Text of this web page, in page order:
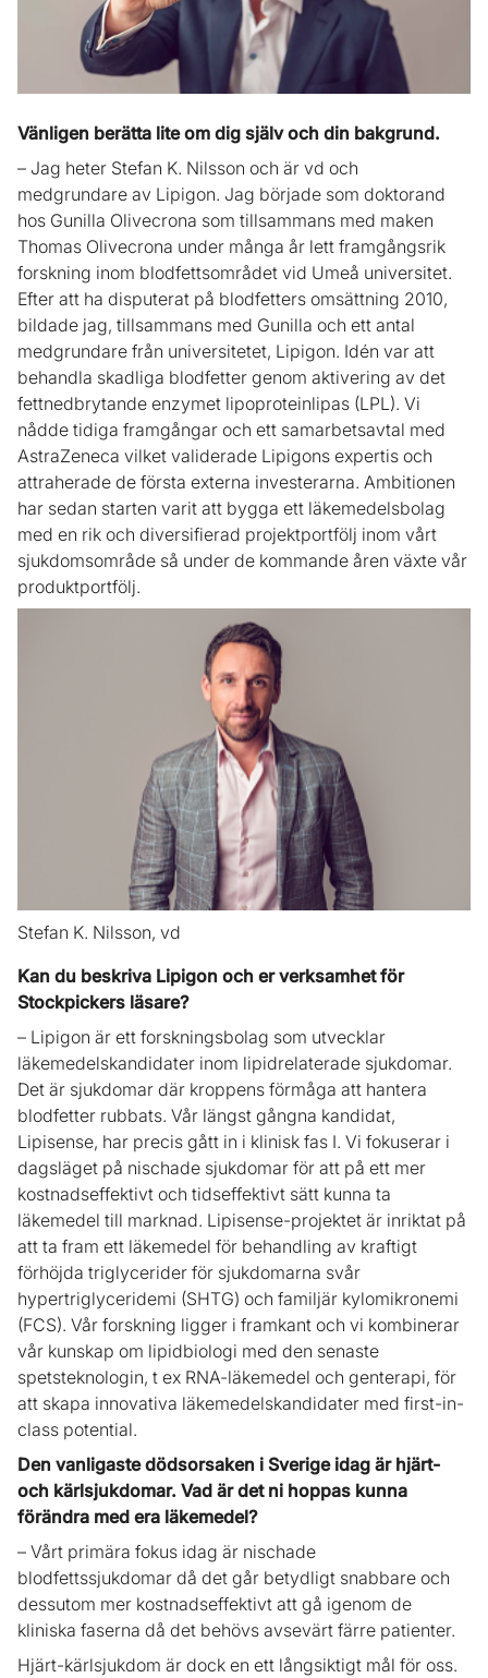
Vänligen berätta lite om dig själv och din bakgrund.
– Jag heter Stefan K. Nilsson och är vd och
medgrundare av Lipigon. Jag började som doktorand
hos Gunilla Olivecrona som tillsammans med maken
Thomas Olivecrona under många år lett framgångsrik
forskning inom blodfettsområdet vid Umeå universitet.
Efter att ha disputerat på blodfetters omsättning 2010,
bildade jag, tillsammans med Gunilla och ett antal
medgrundare från universitetet, Lipigon. Idén var att
behandla skadliga blodfetter genom aktivering av det
fettnedbrytande enzymet lipoproteinlipas (LPL). Vi
nådde tidiga framgångar och ett samarbetsavtal med
AstraZeneca vilket validerade Lipigons expertis och
attraherade de första externa investerarna. Ambitionen
har sedan starten varit att bygga ett läkemedelsbolag
med en rik och diversifierad projektportfölj inom vårt
sjukdomsområde så under de kommande åren växte vår
produktportfölj.
Stefan K. Nilsson, vd
Kan du beskriva Lipigon och er verksamhet för
Stockpickers läsare?
– Lipigon är ett forskningsbolag som utvecklar
läkemedelskandidater inom lipidrelaterade sjukdomar.
Det är sjukdomar där kroppens förmåga att hantera
blodfetter rubbats. Vår längst gångna kandidat,
Lipisense, har precis gått in i klinisk fas I. Vi fokuserar i
dagsläget på nischade sjukdomar för att på ett mer
kostnadseffektivt och tidseffektivt sätt kunna ta
läkemedel till marknad. Lipisense-projektet är inriktat på
att ta fram ett läkemedel för behandling av kraftigt
förhöjda triglycerider för sjukdomarna svår
hypertriglyceridemi (SHTG) och familjär kylomikronemi
(FCS). Vår forskning ligger i framkant och vi kombinerar
vår kunskap om lipidbiologi med den senaste
spetsteknologin, t ex RNA-läkemedel och genterapi, för
att skapa innovativa läkemedelskandidater med first-in-
class potential.
Den vanligaste dödsorsaken i Sverige idag är hjärt-
och kärlsjukdomar. Vad är det ni hoppas kunna
förändra med era läkemedel?
– Vårt primära fokus idag är nischade
blodfettssjukdomar då det går betydligt snabbare och
dessutom mer kostnadseffektivt att gå igenom de
kliniska faserna då det behövs avsevärt färre patienter.
Hjärt-kärlsjukdom är dock en ett långsiktigt mål för oss.